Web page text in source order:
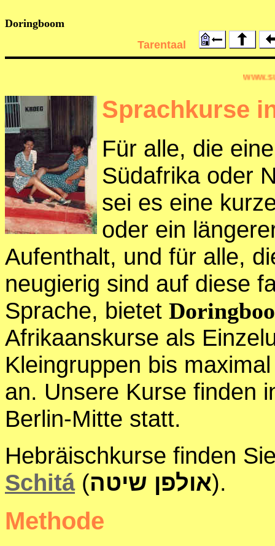
Doringboom
Tarentaal
Sprachkurse
Für alle, die
Südafrika oder
sei es eine
oder ein
Aufenthalt, und für alle,
neugierig sind auf diese
Sprache, bietet
Afrikaanskurse als
Kleingruppen bis
an. Unsere Kurse finden
Berlin-Mitte statt.
Hebräischkurse finden
Schitá(אולפן שיטה).
Methode